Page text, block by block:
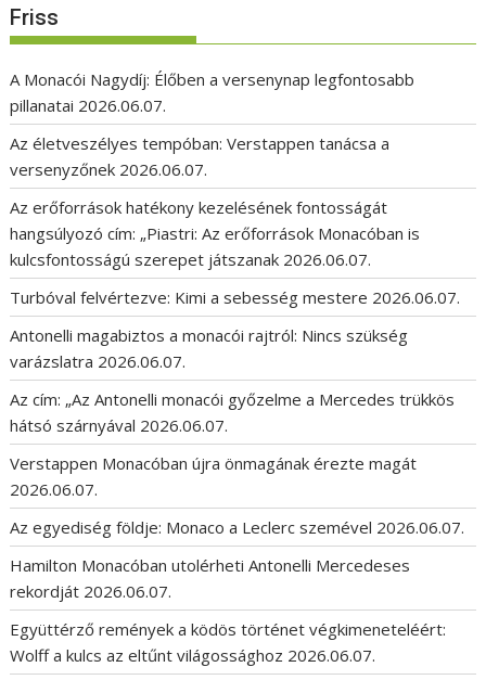
Friss
A Monacói Nagydíj: Élőben a versenynap legfontosabb
pillanatai 2026.06.07.
Az életveszélyes tempóban: Verstappen tanácsa a
versenyzőnek 2026.06.07.
Az erőforrások hatékony kezelésének fontosságát
hangsúlyozó cím: „Piastri: Az erőforrások Monacóban is
kulcsfontosságú szerepet játszanak 2026.06.07.
Turbóval felvértezve: Kimi a sebesség mestere 2026.06.07.
Antonelli magabiztos a monacói rajtról: Nincs szükség
varázslatra 2026.06.07.
Az cím: „Az Antonelli monacói győzelme a Mercedes trükkös
hátsó szárnyával 2026.06.07.
Verstappen Monacóban újra önmagának érezte magát
2026.06.07.
Az egyediség földje: Monaco a Leclerc szemével 2026.06.07.
Hamilton Monacóban utolérheti Antonelli Mercedeses
rekordját 2026.06.07.
Együttérző remények a ködös történet végkimeneteléért:
Wolff a kulcs az eltűnt világossághoz 2026.06.07.